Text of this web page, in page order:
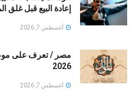
إعادة البيع قبل غلق
أغسطس 7, 2026
مصر / تعرف على
2026
أغسطس 7, 2026